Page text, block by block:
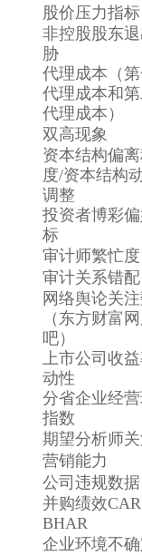
股价压力指标
非控股股东
胁
代理成本（
代理成本和
代理成本）
双高现象
资本结构偏
度/资本结构
调整
投资者博彩
标
审计师繁忙度
审计关系错配
网络舆论关
（东方财富
吧）
上市公司收
动性
分省企业经
指数
期望分析师
营销能力
公司违规数据
并购绩效CAR
BHAR
企业环境不确